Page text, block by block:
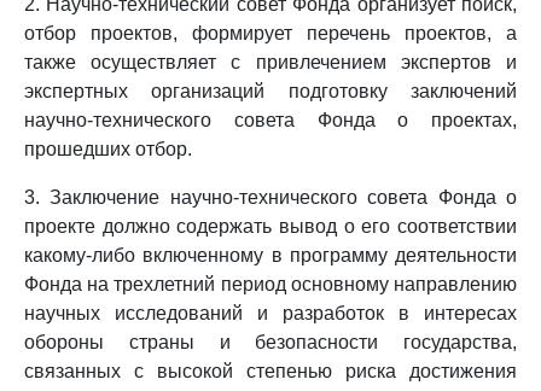
2. Научно-технический совет Фонда организует поиск,
отбор проектов, формирует перечень проектов, а
также осуществляет с привлечением экспертов и
экспертных организаций подготовку заключений
научно-технического совета Фонда о проектах,
прошедших отбор.
3. Заключение научно-технического совета Фонда о
проекте должно содержать вывод о его соответствии
какому-либо включенному в программу деятельности
Фонда на трехлетний период основному направлению
научных исследований и разработок в интересах
обороны страны и безопасности государства,
связанных с высокой степенью риска достижения